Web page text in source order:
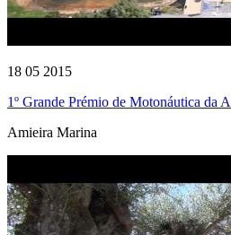
18 05 2015
1º Grande Prémio de Motonáutica da
Amieira Marina